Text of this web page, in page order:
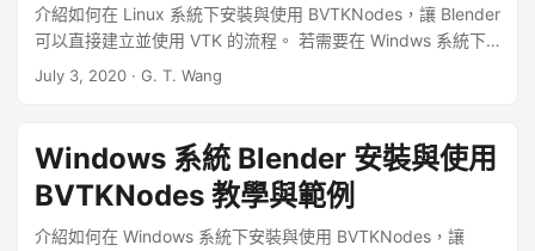
介紹如何在 Linux 系統下安裝與使用 BVTKNodes，讓 Blender
可以直接建立並使用 VTK 的流程。 若需要在 Windws 系統下
安裝 BVTKNodes，可參考 Windws 系統 Blender 安裝與使用
July 3, 2020 · G. T. Wang
Windows 系統 Blender 安裝與使用
BVTKNodes 教學與範例
介紹如何在 Windows 系統下安裝與使用 BVTKNodes，讓